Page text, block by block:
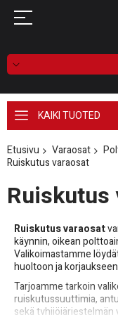
KAIKI TUOTED
Etusivu Varaosat
Ruiskutus varaosat
Ruiskutus
Ruiskutus varaosat
käynnin, oikean
Valikoimastamme
huoltoon ja
Tarjoamme tarkoin
ruiskutussuuttimia,
sekä tyhjiöjärjestelmän